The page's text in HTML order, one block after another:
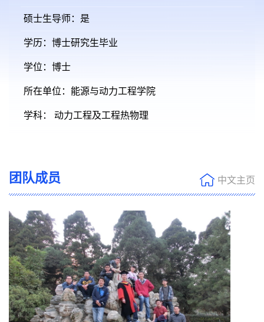
硕士生导师：是
学历：博士研究生毕业
学位：博士
所在单位：能源与动力工程学院
学科： 动力工程及工程热物理
团队成员 中文主页